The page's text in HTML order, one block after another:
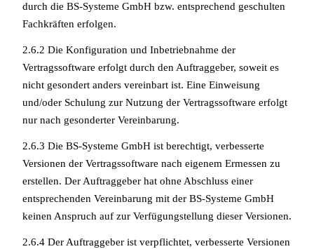
durch die BS-Systeme GmbH bzw. entsprechend geschulten
Fachkräften erfolgen.
2.6.2 Die Konfiguration und Inbetriebnahme der
Vertragssoftware erfolgt durch den Auftraggeber, soweit es
nicht gesondert anders vereinbart ist. Eine Einweisung
und/oder Schulung zur Nutzung der Vertragssoftware erfolgt
nur nach gesonderter Vereinbarung.
2.6.3 Die BS-Systeme GmbH ist berechtigt, verbesserte
Versionen der Vertragssoftware nach eigenem Ermessen zu
erstellen. Der Auftraggeber hat ohne Abschluss einer
entsprechenden Vereinbarung mit der BS-Systeme GmbH
keinen Anspruch auf zur Verfügungstellung dieser Versionen.
2.6.4 Der Auftraggeber ist verpflichtet, verbesserte Versionen